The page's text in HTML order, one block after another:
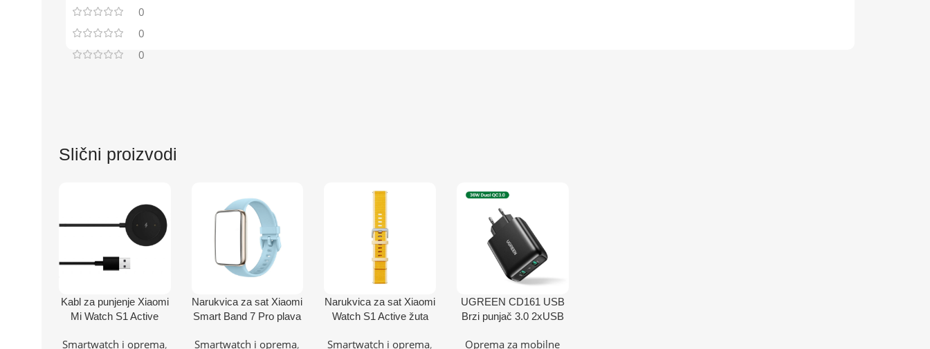
0
0
0
Slični proizvodi
Kabl za punjenje Xiaomi
Mi Watch S1 Active
Smartwatch i oprema,
Narukvica za sat Xiaomi
Smart Band 7 Pro plava
Smartwatch i oprema,
Narukvica za sat Xiaomi
Watch S1 Active žuta
Smartwatch i oprema,
UGREEN CD161 USB
Brzi punjač 3.0 2xUSB
Oprema za mobilne